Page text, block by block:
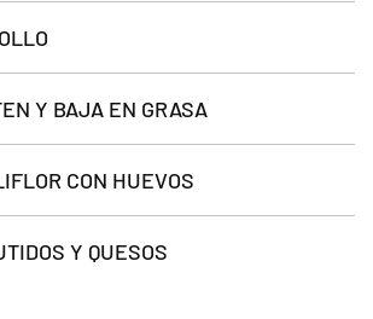
Y BAJA EN GRASA
CON HUEVOS
Y QUESOS